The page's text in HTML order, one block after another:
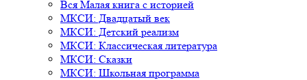
Вся Малая книга с историей
МКСИ: Двадцатый век
МКСИ: Детский реализм
МКСИ: Классическая литература
МКСИ: Сказки
МКСИ: Школьная программа